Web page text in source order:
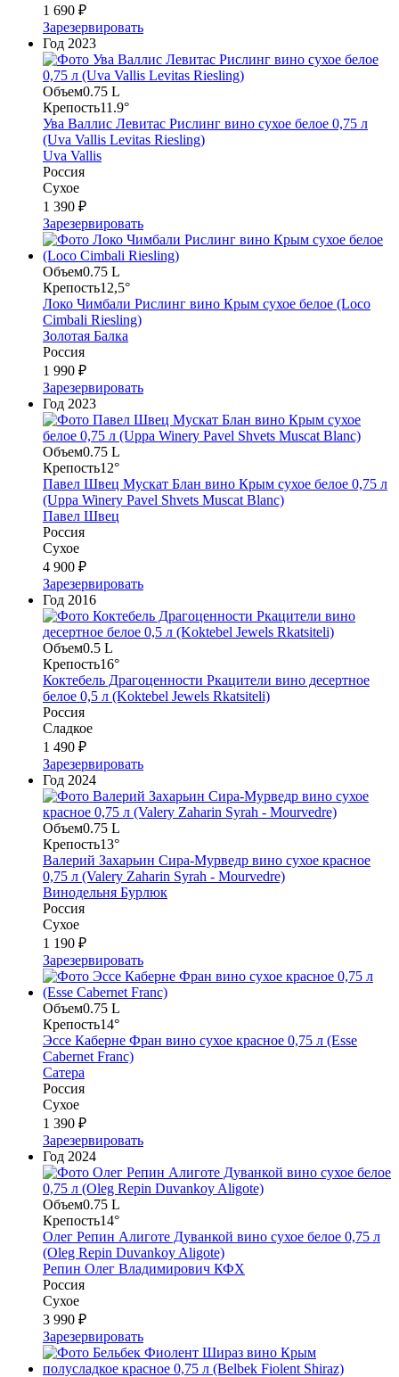
1 690 ₽
Зарезервировать
Год 2023
Объем0.75 L
Крепость11.9°
Ува Валлис Левитас Рислинг вино сухое белое 0,75 л
(Uva Vallis Levitas Riesling)
Uva Vallis
Россия
Сухое
1 390 ₽
Зарезервировать
Объем0.75 L
Крепость12,5°
Локо Чимбали Рислинг вино Крым сухое белое (Loco
Cimbali Riesling)
Золотая Балка
Россия
1 990 ₽
Зарезервировать
Год 2023
Объем0.75 L
Крепость12°
Павел Швец Мускат Блан вино Крым сухое белое 0,75 л
(Uppa Winery Pavel Shvets Muscat Blanc)
Павел Швец
Россия
Сухое
4 900 ₽
Зарезервировать
Год 2016
Объем0.5 L
Крепость16°
Коктебель Драгоценности Ркацители вино десертное
белое 0,5 л (Koktebel Jewels Rkatsiteli)
Россия
Сладкое
1 490 ₽
Зарезервировать
Год 2024
Объем0.75 L
Крепость13°
Валерий Захарьин Сира-Мурведр вино сухое красное
0,75 л (Valery Zaharin Syrah - Mourvedre)
Винодельня Бурлюк
Россия
Сухое
1 190 ₽
Зарезервировать
Объем0.75 L
Крепость14°
Эссе Каберне Фран вино сухое красное 0,75 л (Esse
Cabernet Franc)
Сатера
Россия
Сухое
1 390 ₽
Зарезервировать
Год 2024
Объем0.75 L
Крепость14°
Олег Репин Алиготе Дуванкой вино сухое белое 0,75 л
(Oleg Repin Duvankoy Aligote)
Репин Олег Владимирович КФХ
Россия
Сухое
3 990 ₽
Зарезервировать